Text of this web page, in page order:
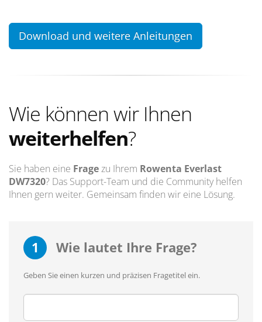
Download und weitere Anleitungen
Wie können wir Ihnen
weiterhelfen?
Sie haben eine Fragezu Ihrem Rowenta Everlast
DW7320? Das Support-Team und die Community helfen
Ihnen gern weiter. Gemeinsam finden wir eine Lösung.
1 Wie lautet Ihre Frage?
Geben Sie einen kurzen und präzisen Fragetitel ein.